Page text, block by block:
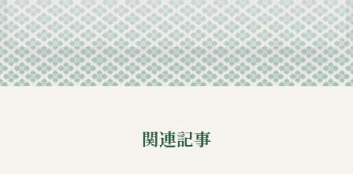
2024-09
関連記事